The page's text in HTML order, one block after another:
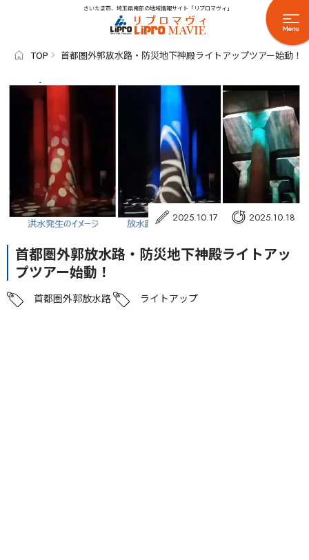
さいたま市、埼玉県南部の地域情報サイト「リプロマヴィ」
TOP 首都圏外郭放水路・防災地下神殿ライトアップツアー始動！
2025.10.17 2025.10.18
首都圏外郭放水路・防災地下神殿ライトアッ
プツアー始動！
首都圏外郭放水路 ライトアップ